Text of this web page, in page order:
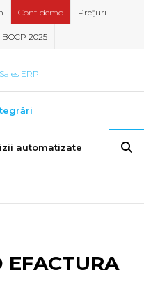
Cont demo Prețuri
BOCP 2025
automatizate
EFACTURA